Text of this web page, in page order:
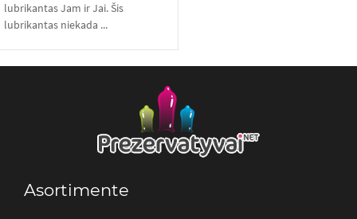
lubrikantas Jam ir Jai. Šis
lubrikantas niekada ...
Asortimente